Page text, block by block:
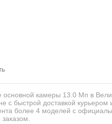
камеры 13.0 Мп в
с быстрой доставкой курьером
более 4 моделей с